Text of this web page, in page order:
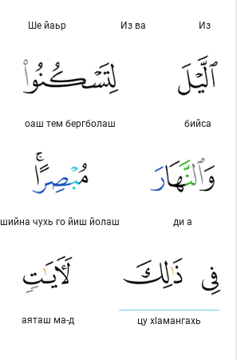
Из
Из ва
Ше йаьр
бийса
оаш тем бергболаш
ди а
шийна чухь го йиш йолаш
цу хlамангахь
аяташ ма-д